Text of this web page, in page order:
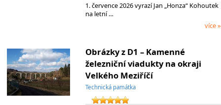
1. července 2026 vyrazí Jan „Honza“ Kohoutek
na letní …
více »
Obrázky z D1 – Kamenné
železniční viadukty na okraji
Velkého Meziříčí
Technická památka